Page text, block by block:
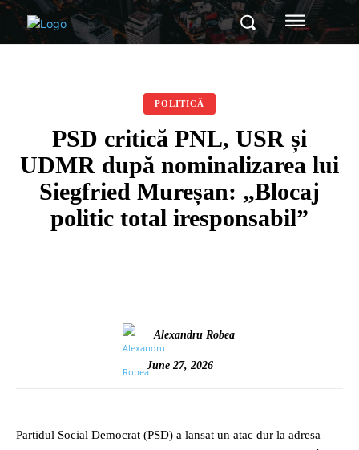
POLITICĂ
PSD critică PNL, USR și
UDMR după nominalizarea lui
Siegfried Mureșan: „Blocaj
politic total iresponsabil”
Alexandru Robea
June 27, 2026
Partidul Social Democrat (PSD) a lansat un atac dur la adresa